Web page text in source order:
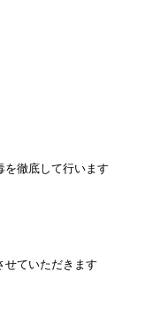
を徹底して行います
せていただきます